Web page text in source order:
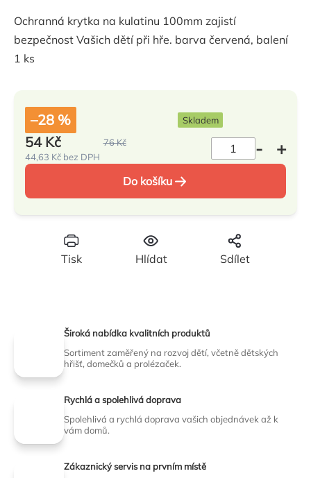
je
0,0
z
Ochranná krytka na kulatinu 100mm zajistí
bezpečnost Vašich dětí při hře. barva červená, balení
1 ks
Tisk Hlídat Sdílet
–28 % Skladem
76 Kč
54 Kč
44,63 Kč bez DPH
cena:Do košíku
Široká nabídka kvalitních produktů
Sortiment zaměřený na rozvoj dětí, včetně dětských
hřišť, domečků a prolézaček.
Rychlá a spolehlivá doprava
Spolehlivá a rychlá doprava vašich objednávek až k
vám domů.
Zákaznický servis na prvním místě